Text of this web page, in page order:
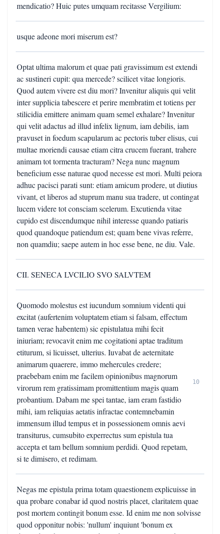
mendicatio? Huic putes umquam recitasse Vergilium:
usque adeone mori miserum est?
Optat ultima malorum et quae pati gravissimum est extendi
ac sustineri cupit: qua mercede? scilicet vitae longioris.
Quod autem vivere est diu mori? Invenitur aliquis qui velit
inter supplicia tabescere et perire membratim et totiens per
stilicidia emittere animam quam semel exhalare? Invenitur
qui velit adactus ad illud infelix lignum, iam debilis, iam
pravuset in foedum scapularum ac pectoris tuber elisus, cui
multae moriendi causae etiam citra crucem fuerant, trahere
animam tot tormenta tracturam? Nega nunc magnum
beneficium esse naturae quod necesse est mori. Multi peiora
adhuc pacisci parati sunt: etiam amicum prodere, ut diutius
vivant, et liberos ad stuprum manu sua tradere, ut contingat
lucem videre tot consciam scelerum. Excutienda vitae
cupido est discendumque nihil interesse quando patiaris
quod quandoque patiendum est; quam bene vivas referre,
non quamdiu; saepe autem in hoc esse bene, ne diu. Vale.
CII. SENECA LVCILIO SVO SALVTEM
Quomodo molestus est iucundum somnium videnti qui
excitat (aufertenim voluptatem etiam si falsam, effectum
tamen verae habentem) sic epistulatua mihi fecit
iniuriam; revocavit enim me cogitationi aptae traditum
etiturum, si licuisset, ulterius. Iuvabat de aeternitate
animarum quaerere, immo mehercules credere;
praebebam enim me facilem opinionibus magnorum
virorum rem gratissimam promittentium magis quam
probantium. Dabam me spei tantae, iam eram fastidio
mihi, iam reliquias aetatis infractae contemnebamin
immensum illud tempus et in possessionem omnis aevi
transiturus, cumsubito experrectus sum epistula tua
accepta et tam bellum somnium perdidi. Quod repetam,
si te dimisero, et redimam.
10
Negas me epistula prima totam quaestionem explicuisse in
qua probare conabar id quod nostris placet, claritatem quae
post mortem contingit bonum esse. Id enim me non solvisse
quod opponitur nobis: 'nullum' inquiunt 'bonum ex